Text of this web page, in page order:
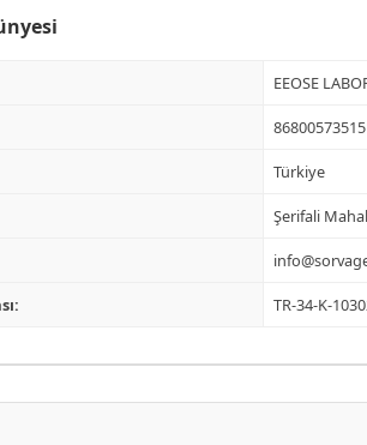
EEOSE
Türkiye
Şerifali
TR-34-K-